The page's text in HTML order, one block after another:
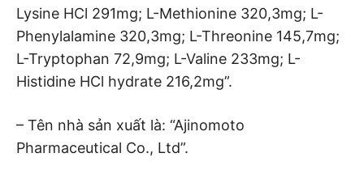
Lysine HCl 291mg; L-Methionine 320,3mg; L-
Phenylalamine 320,3mg; L-Threonine 145,7mg;
L-Tryptophan 72,9mg; L-Valine 233mg; L-
Histidine HCl hydrate 216,2mg”.
– Tên nhà sản xuất là: “Ajinomoto
Pharmaceutical Co., Ltd”.